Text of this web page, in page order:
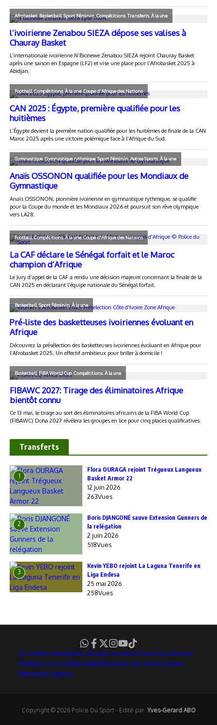
Transferts
1
Flora OURAGA rejoint Trégueux Langueux
Basket Armor 22
12 juin 2026
263Vues
2
Boris DJANGONÉ sauve Extension Gunners de
la relégation
2 juin 2026
518Vues
3
Kevin YEBO rejoint La Laguna Tenerife en
Liga Endesa
25 mai 2026
258Vues
Le média omnisports africain en directTous nos articles
Politique de confidentialitéÀ propos de nousContact
Mentions légales
Copyright © 2026 Police Du Sport - Edité par Yves-Gerard ABO